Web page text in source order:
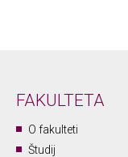
FAKULTETA
O fakulteti
Študij